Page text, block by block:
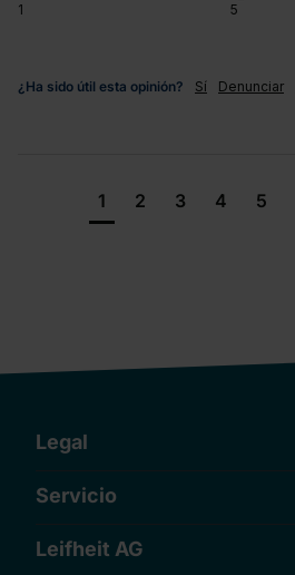
1 5
¿Ha sido útil esta opinión? Sí Denunciar
1 2 3 4 5
Legal
Servicio
Leifheit AG